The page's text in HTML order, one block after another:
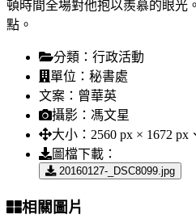
頓時間全場對他抱以羨慕的眼光
點。
分類： 行政活動
單位： 秘書處
文案： 曾華英
攝影： 馮文星
大小： 2560 px × 1672 px
圖檔下載：
20160127-_DSC8099.jpg
相關圖片